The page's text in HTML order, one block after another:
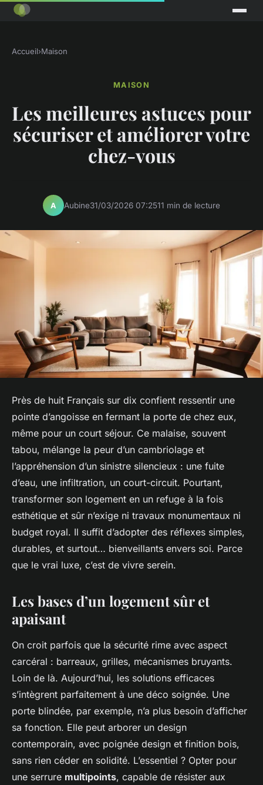
Accueil›Maison
MAISON
Les meilleures astuces pour
sécuriser et améliorer votre
chez-vous
A Aubine31/03/2026 07:2511 min de lecture
Près de huit Français sur dix confient ressentir une
pointe d’angoisse en fermant la porte de chez eux,
même pour un court séjour. Ce malaise, souvent
tabou, mélange la peur d’un cambriolage et
l’appréhension d’un sinistre silencieux : une fuite
d’eau, une infiltration, un court-circuit. Pourtant,
transformer son logement en un refuge à la fois
esthétique et sûr n’exige ni travaux monumentaux ni
budget royal. Il suffit d’adopter des réflexes simples,
durables, et surtout… bienveillants envers soi. Parce
que le vrai luxe, c’est de vivre serein.
Les bases d’un logement sûr et
apaisant
On croit parfois que la sécurité rime avec aspect
carcéral : barreaux, grilles, mécanismes bruyants.
Loin de là. Aujourd’hui, les solutions efficaces
s’intègrent parfaitement à une déco soignée. Une
porte blindée, par exemple, n’a plus besoin d’afficher
sa fonction. Elle peut arborer un design
contemporain, avec poignée design et finition bois,
sans rien céder en solidité. L’essentiel ? Opter pour
une serrure multipoints, capable de résister aux